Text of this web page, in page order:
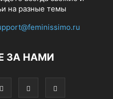
на разные темы
ЗА НАМИ